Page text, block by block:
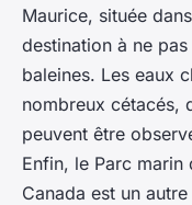
Maurice, située
destination à ne
baleines. Les eaux
nombreux cétacés,
peuvent être
Enfin, le Parc marin
Canada est un